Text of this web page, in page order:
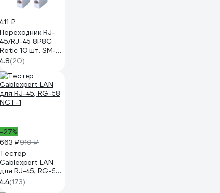
411 ₽
Переходник RJ-
45/RJ-45 8P8C
Retic 10 шт. SM-
8P8C-I-TWCS/10
4.8(20)
-27%
663 ₽910 ₽
Тестер
Cablexpert LAN
для RJ-45, RG-58
NCT-1
4.4(173)